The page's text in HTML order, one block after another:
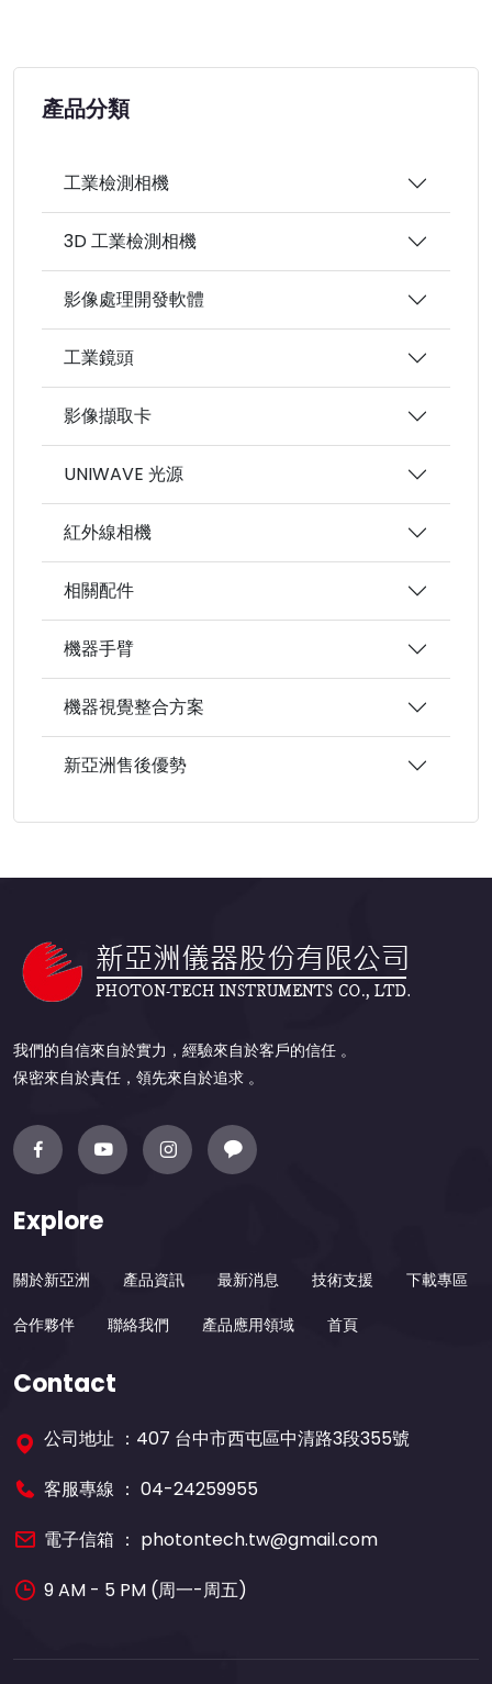
產品分類
工業檢測相機
3D 工業檢測相機
影像處理開發軟體
工業鏡頭
影像擷取卡
UNIWAVE 光源
紅外線相機
相關配件
機器手臂
機器視覺整合方案
新亞洲售後優勢
我們的自信來自於實力，經驗來自於客戶的信任 。
保密來自於責任，領先來自於追求 。
Explore
關於新亞洲 產品資訊 最新消息 技術支援 下載專區
合作夥伴 聯絡我們 產品應用領域 首頁
Contact
公司地址 ：407 台中市西屯區中清路3段355號
客服專線 ： 04-24259955
電子信箱 ： photontech.tw@gmail.com
9 AM - 5 PM (周一-周五)